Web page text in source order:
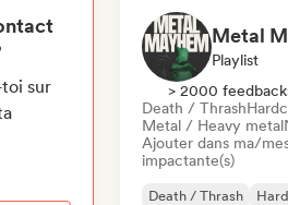
sur
Playlist
> 2000
Death / Thrash
Metal / Heavy metal
Ajouter dans ma/
impactante(s)
Death / Thrash